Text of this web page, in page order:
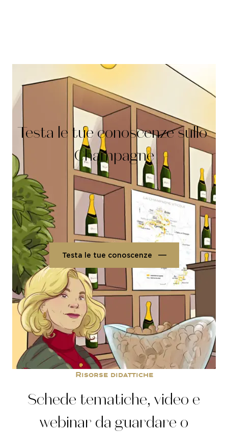
QUIZ E GIOCHI
Testa letueconoscenzesullo
Champagne
Grazie a diversi quiz e a un "serious game", potrai
verificare le tue conoscenze sulle bollicine più
Testa le tue conoscenze
Risorse didattiche
Schede tematiche, video e
webinar da guardare o